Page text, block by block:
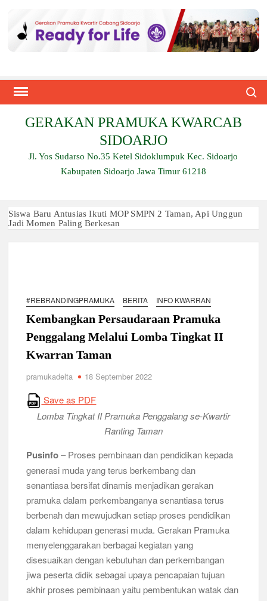
content
GERAKAN PRAMUKA KWARCAB
SIDOARJO
Jl. Yos Sudarso No.35 Ketel Sidoklumpuk Kec. Sidoarjo
Kabupaten Sidoarjo Jawa Timur 61218
Siswa Baru Antusias Ikuti MOP SMPN 2 Taman, Api Unggun
Jadi Momen Paling Berkesan
Relevansi Pemikiran Baden-Powell dalam Pembinaan
Generasi Muda di Era Digital
Semangat “Cerdas, Ceria, Cekatan” Warnai Pesta Siaga
Kwarran Sukodono Tahun 2026
Berkarakter, Berprestasi, Berbudi Luhur : Lomba Tingkat I
Cetak Generasi Tangguh
Pramuka SMKN 1 Jabon Tempa Disiplin dan Kepedulian
Sosial Melalui Jelajah Desa
Gemuruh Semangat di Pangkalan SMP YPM 1 Taman: Saat
Kompetisi Mencetak Karakter dan Merajut Generasi di PSCC
Perkuat Kepemimpinan dan Demokrasi, Kwarran Jabon Gelar
Dianpinsa serta Musppanitera 2026
Bukan Cuma Kemah! Pramuka SMK YPM 3 Taman Adopsi
Sistem Kerja Industri Lewat KPDA
Kwarran Porong Gembleng Penegak Pramuka Lewat Pelatihan
#REBRANDINGPRAMUKA BERITA INFO KWARRAN
Kembangkan Persaudaraan Pramuka
Penggalang Melalui Lomba Tingkat II
Kwarran Taman
pramukadelta 18 September 2022
Save as PDF
Lomba Tingkat II Pramuka Penggalang se-Kwartir
Ranting Taman
Pusinfo– Proses pembinaan dan pendidikan kepada
generasi muda yang terus berkembang dan
senantiasa bersifat dinamis menjadikan gerakan
pramuka dalam perkembanganya senantiasa terus
berbenah dan mewujudkan setiap proses pendidikan
dalam kehidupan generasi muda. Gerakan Pramuka
menyelenggarakan berbagai kegiatan yang
disesuaikan dengan kebutuhan dan perkembangan
jiwa peserta didik sebagai upaya pencapaian tujuan
akhir proses pembinaan yaitu pembentukan watak dan